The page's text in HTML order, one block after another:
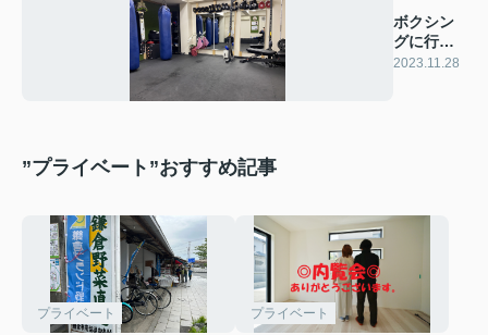
ボクシン
グに行っ
てきまし
2023.11.28
”プライベート”おすすめ記事
プライベート プライベート